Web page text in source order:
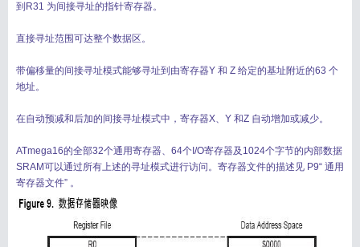
到R31 为间接寻址的指针寄存器。
直接寻址范围可达整个数据区。
带偏移量的间接寻址模式能够寻址到由寄存器Y 和 Z 给定的基址附近的63 个
地址。
在自动预减和后加的间接寻址模式中，寄存器X、Y 和Z 自动增加或减少。
ATmega16的全部32个通用寄存器、64个I/O寄存器及1024个字节的内部数据
SRAM可以通过所有上述的寻址模式进行访问。寄存器文件的描述见 P9“ 通用
寄存器文件” 。